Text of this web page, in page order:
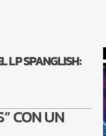
LP SPANGLISH:
CON UN